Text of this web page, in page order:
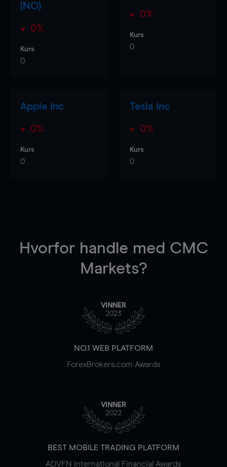
(NO)
0%
Kurs
0
0%
Kurs
0
Apple Inc
0%
Kurs
0
Tesla Inc
0%
Kurs
0
Hvorfor handle med CMC
Markets?
VINNER
2023
NO.1 WEB PLATFORM
ForexBrokers.com Awards
VINNER
2022
BEST MOBILE TRADING PLATFORM
ADVFN International Financial Awards